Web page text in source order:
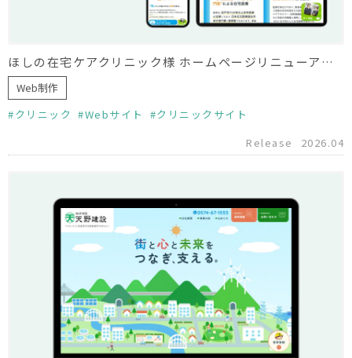
ほしの在宅ケアクリニック様 ホームページリニューアル（制作協力）
Web制作
クリニック
Webサイト
クリニックサイト
Release
2026.04